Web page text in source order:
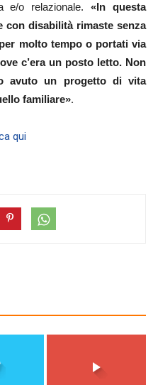
e/o relazionale.«In questa
con disabilità rimaste senza
molto tempo o portati via
c’era un posto letto. Non
avuto un progetto di vita
familiare».
qui